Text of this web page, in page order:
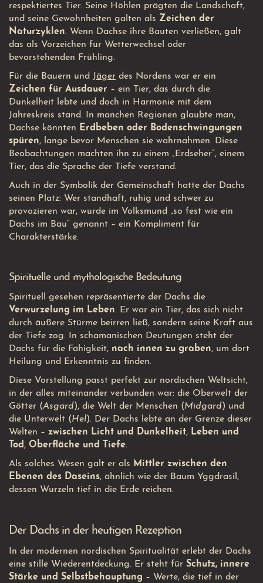
respektiertes Tier. Seine Höhlen prägten die Landschaft,
und seine Gewohnheiten galten als Zeichen der
Naturzyklen. Wenn Dachse ihre Bauten verließen, galt
das als Vorzeichen für Wetterwechsel oder
bevorstehenden Frühling.
Für die Bauern und Jäger des Nordens war er ein
Zeichen für Ausdauer – ein Tier, das durch die
Dunkelheit lebte und doch in Harmonie mit dem
Jahreskreis stand. In manchen Regionen glaubte man,
Dachse könnten Erdbeben oder Bodenschwingungen
spüren, lange bevor Menschen sie wahrnahmen. Diese
Beobachtungen machten ihn zu einem „Erdseher“, einem
Tier, das die Sprache der Tiefe verstand.
Auch in der Symbolik der Gemeinschaft hatte der Dachs
seinen Platz: Wer standhaft, ruhig und schwer zu
provozieren war, wurde im Volksmund „so fest wie ein
Dachs im Bau“ genannt – ein Kompliment für
Charakterstärke.
Spirituelle und mythologische Bedeutung
Spirituell gesehen repräsentierte der Dachs die
Verwurzelung im Leben. Er war ein Tier, das sich nicht
durch äußere Stürme beirren ließ, sondern seine Kraft aus
der Tiefe zog. In schamanischen Deutungen steht der
Dachs für die Fähigkeit, nach innen zu graben, um dort
Heilung und Erkenntnis zu finden.
Diese Vorstellung passt perfekt zur nordischen Weltsicht,
in der alles miteinander verbunden war: die Oberwelt der
Götter (Asgard), die Welt der Menschen (Midgard) und
die Unterwelt (Hel). Der Dachs lebte an der Grenze dieser
Welten – zwischen Licht und Dunkelheit, Leben und
Tod , Oberfläche und Tiefe.
Als solches Wesen galt er als Mittler zwischen den
Ebenen des Daseins, ähnlich wie der Baum Yggdrasil,
dessen Wurzeln tief in die Erde reichen.
Der Dachs in der heutigen Rezeption
In der modernen nordischen Spiritualität erlebt der Dachs
eine stille Wiederentdeckung. Er steht für Schutz, innere
Stärke und Selbstbehauptung – Werte, die tief in der